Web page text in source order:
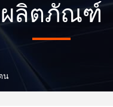
ผลิตภัณฑ์
น